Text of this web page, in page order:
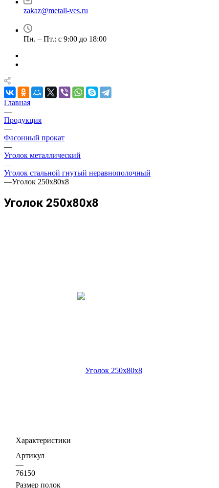
zakaz@metall-ves.ru
Пн. – Пт.: с 9:00 до 18:00
Главная
—
Продукция
—
Фасонный прокат
—
Уголок металлический
—
Уголок стальной гнутый неравнополочный
—Уголок 250х80х8
Уголок 250х80х8
Характеристики
Артикул
—
76150
Размер полок